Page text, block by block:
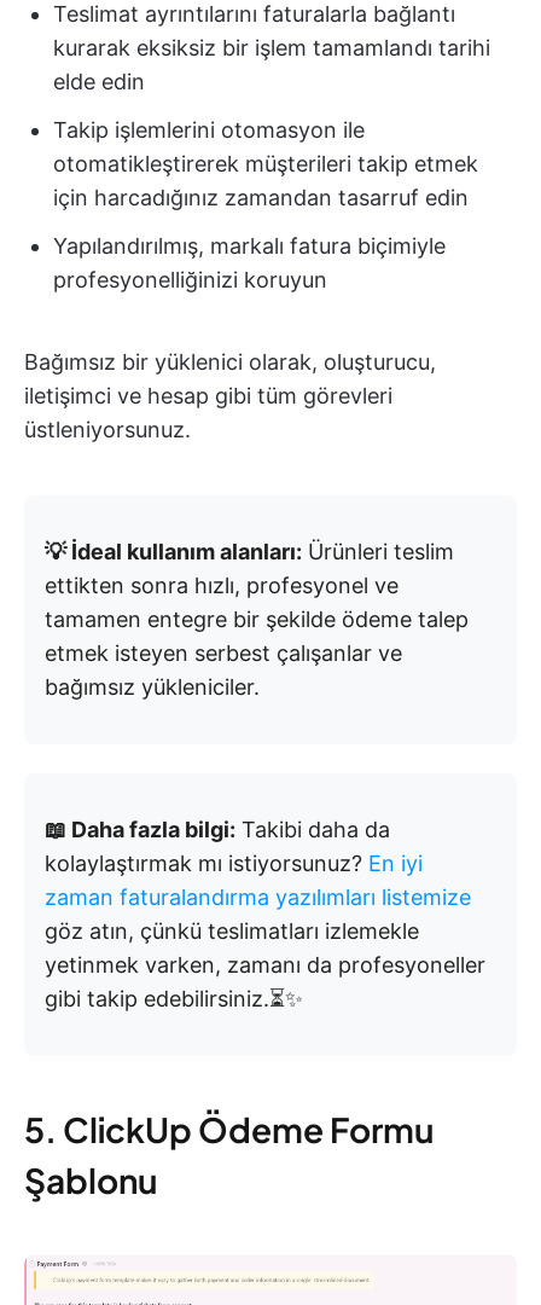
Teslimat ayrıntılarını faturalarla bağlantı
kurarak eksiksiz bir işlem tamamlandı tarihi
elde edin
Takip işlemlerini otomasyon ile
otomatikleştirerek müşterileri takip etmek
için harcadığınız zamandan tasarruf edin
Yapılandırılmış, markalı fatura biçimiyle
profesyonelliğinizi koruyun
Bağımsız bir yüklenici olarak, oluşturucu,
iletişimci ve hesap gibi tüm görevleri
üstleniyorsunuz.
💡 İdeal kullanım alanları: Ürünleri teslim
ettikten sonra hızlı, profesyonel ve
tamamen entegre bir şekilde ödeme talep
etmek isteyen serbest çalışanlar ve
bağımsız yükleniciler.
📖 Daha fazla bilgi: Takibi daha da
kolaylaştırmak mı istiyorsunuz? En iyi
zaman faturalandırma yazılımları listemize
göz atın, çünkü teslimatları izlemekle
yetinmek varken, zamanı da profesyoneller
gibi takip edebilirsiniz.⏳✨
5. ClickUp Ödeme Formu
Şablonu